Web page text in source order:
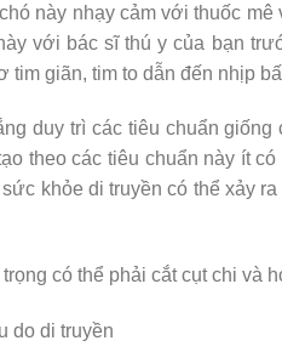
này nhạy cảm với thuốc
với bác sĩ thú y của bạn
tim giãn, tim to dẫn đến nhịp
duy trì các tiêu chuẩn
theo các tiêu chuẩn này ít
khỏe di truyền có thể xảy
có thể phải cắt cụt chi và
do di truyền